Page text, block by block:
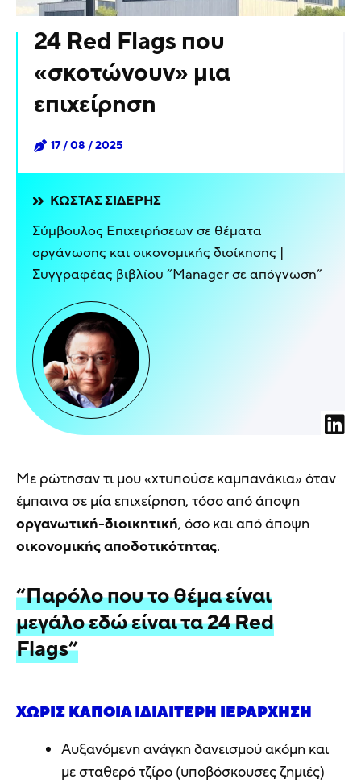
24 Red Flags που
«σκοτώνουν» μια
επιχείρηση
17 / 08 / 2025
ΚΏΣΤΑΣ ΣΙΔΈΡΗΣ
Σύμβουλος Επιχειρήσεων σε θέματα
οργάνωσης και οικονομικής διοίκησης |
Συγγραφέας βιβλίου “Manager σε απόγνωση”
Με ρώτησαν τι μου «χτυπούσε καμπανάκια» όταν
έμπαινα σε μία επιχείρηση, τόσο από άποψη
οργανωτική-διοικητική, όσο και από άποψη
οικονομικής αποδοτικότητας.
“Παρόλο που το θέμα είναι
μεγάλο εδώ είναι τα 24 Red
Flags”
ΧΩΡΊΣ ΚΆΠΟΙΑ ΙΔΙΑΊΤΕΡΗ ΙΕΡΆΡΧΗΣΗ
Αυξανόμενη ανάγκη δανεισμού ακόμη και
με σταθερό τζίρο (υποβόσκουσες ζημιές)